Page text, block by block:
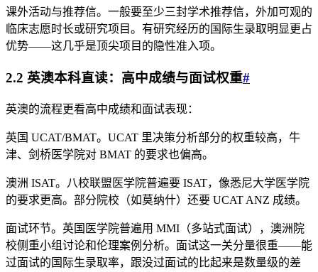
课外活动与推荐信。一般要至少三封学术推荐信，外加可观的
临床志愿时长或研究项目。有研究经历的国际生录取明显更占
优势——这几乎是顶尖项目的隐性准入项。
2.2 英澳本科直读：高中成绩与面试权重#
英澳的流程更看高中成绩和面试表现：
英国 UCAT/BMAT。UCAT 里决策分析部分的权重较高，牛
津、剑桥医学院对 BMAT 的要求也偏高。
澳洲 ISAT。八校联盟医学院普遍要 ISAT，像悉尼大学医学院
的要求更高。部分院校（如莫纳什）还要 UCAT ANZ 成绩。
面试环节。英国医学院普遍用 MMI（多站式面试），澳洲院
校侧重小组讨论和伦理案例分析。面试这一关分量很重——能
过面试的国际生录取率，跟没过面试的比起来是数量级的差